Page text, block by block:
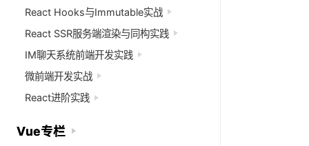
React Hooks与Immutable实战
React SSR服务端渲染与同构实践
IM聊天系统前端开发实践
微前端开发实战
React进阶实践
Vue专栏
React Hooks与Immutable实战
React SSR服务端渲染与同构实践
IM聊天系统前端开发实践
微前端开发实战
React进阶实践
Vue专栏